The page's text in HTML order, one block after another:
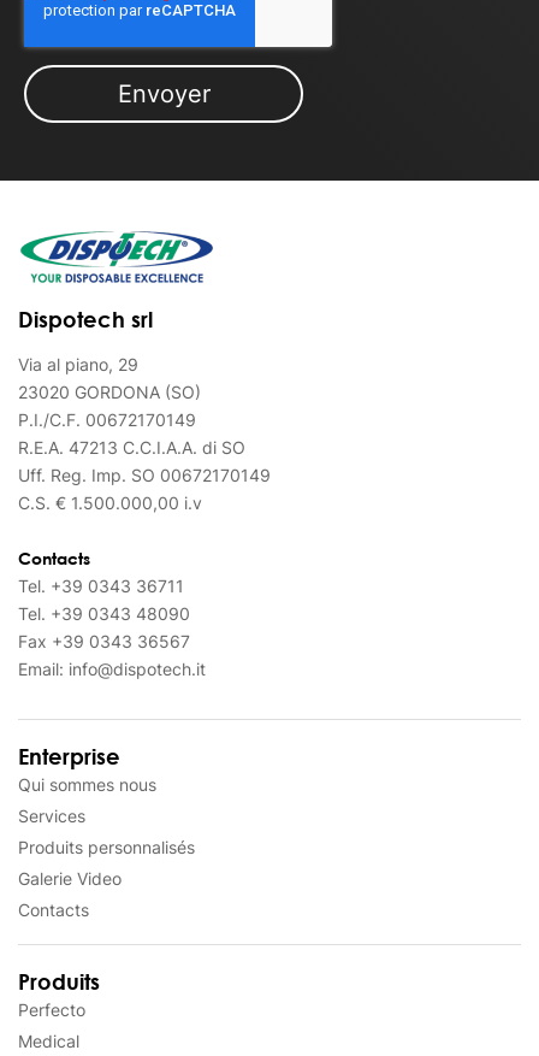
Dispotech srl
Via al piano, 29
23020 GORDONA (SO)
P.I./C.F. 00672170149
R.E.A. 47213 C.C.I.A.A. di SO
Uff. Reg. Imp. SO 00672170149
C.S. € 1.500.000,00 i.v
Contacts
Tel. +39 0343 36711
Tel. +39 0343 48090
Fax +39 0343 36567
Email: info@dispotech.it
Enterprise
Qui sommes nous
Services
Produits personnalisés
Galerie Video
Contacts
Produits
Perfecto
Medical